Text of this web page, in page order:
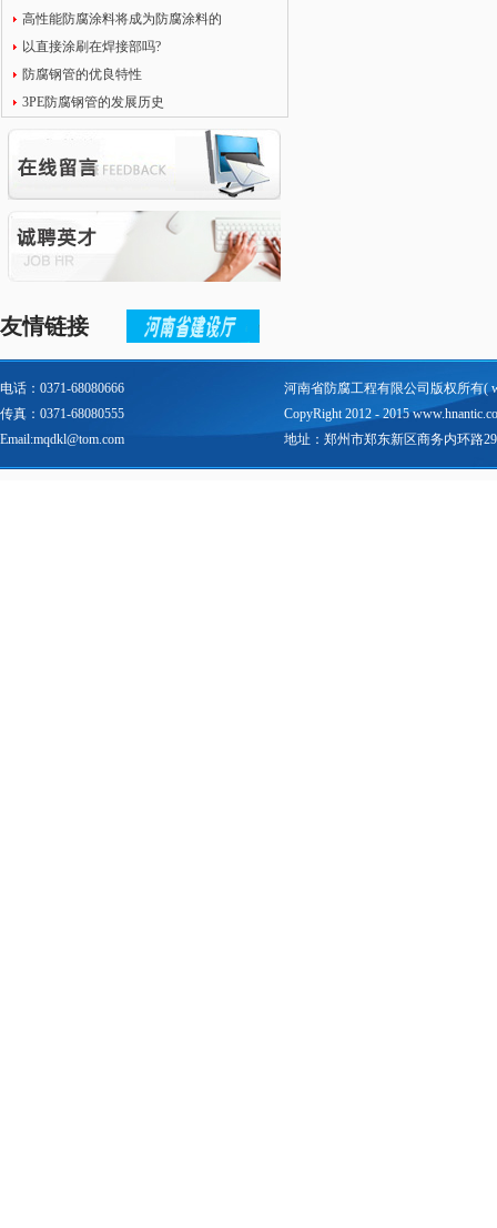
高性能防腐涂料将成为防腐涂料的
以直接涂刷在焊接部吗?
防腐钢管的优良特性
3PE防腐钢管的发展历史
友情链接
电话：0371-68080666
传真：0371-68080555
Email:mqdkl@tom.com
河南省防腐工程有限公司版权所有(
CopyRight 2012 - 2015
地址：郑州市郑东新区商务内环